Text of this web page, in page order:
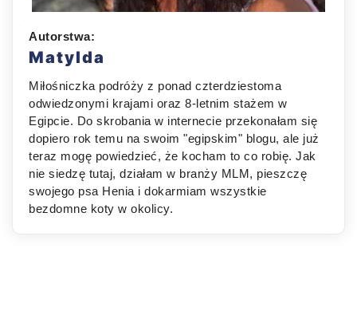
Autorstwa:
Matylda
Miłośniczka podróży z ponad czterdziestoma
odwiedzonymi krajami oraz 8-letnim stażem w
Egipcie. Do skrobania w internecie przekonałam się
dopiero rok temu na swoim "egipskim" blogu, ale już
teraz mogę powiedzieć, że kocham to co robię. Jak
nie siedzę tutaj, działam w branży MLM, pieszczę
swojego psa Henia i dokarmiam wszystkie
bezdomne koty w okolicy.